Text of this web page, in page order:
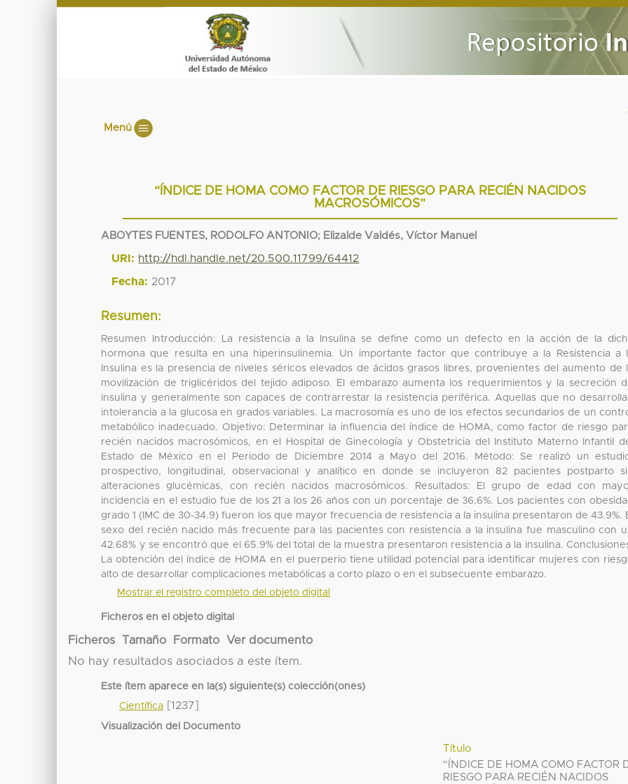
Menú
“ÍNDICE DE HOMA COMO FACTOR DE RIESGO PARA RECIÉN NACIDOS
MACROSÓMICOS”
ABOYTES FUENTES, RODOLFO ANTONIO; Elizalde Valdés, Víctor Manuel
URI: http://hdl.handle.net/20.500.11799/64412
Fecha: 2017
Resumen:
Resumen Introducción: La resistencia a la Insulina se define como un defecto en la acción de la
hormona que resulta en una hiperinsulinemia. Un importante factor que contribuye a la Resistencia a
Insulina es la presencia de niveles séricos elevados de ácidos grasos libres, provenientes del aumento de
movilización de triglicéridos del tejido adiposo. El embarazo aumenta los requerimientos y la secreción
insulina y generalmente son capaces de contrarrestar la resistencia periférica. Aquellas que no
intolerancia a la glucosa en grados variables. La macrosomía es uno de los efectos secundarios de un
metabólico inadecuado. Objetivo: Determinar la influencia del índice de HOMA, como factor de riesgo
recién nacidos macrosómicos, en el Hospital de Ginecología y Obstetricia del Instituto Materno Infantil
Estado de México en el Periodo de Diciembre 2014 a Mayo del 2016. Método: Se realizó un
prospectivo, longitudinal, observacional y analítico en donde se incluyeron 82 pacientes postparto
alteraciones glucémicas, con recién nacidos macrosómicos. Resultados: El grupo de edad con
incidencia en el estudio fue de los 21 a los 26 años con un porcentaje de 36.6%. Los pacientes con
grado 1 (IMC de 30-34.9) fueron los que mayor frecuencia de resistencia a la insulina presentaron de 43.9%.
sexo del recién nacido más frecuente para las pacientes con resistencia a la insulina fue masculino con
42.68% y se encontró que el 65.9% del total de la muestra presentaron resistencia a la insulina.
La obtención del índice de HOMA en el puerperio tiene utilidad potencial para identificar mujeres con
alto de desarrollar complicaciones metabólicas a corto plazo o en el subsecuente embarazo.
Mostrar el registro completo del objeto digital
Ficheros en el objeto digital
Ficheros Tamaño Formato
Ver documento
No hay resultados asociados a este ítem.
Este ítem aparece en la(s) siguiente(s) colección(ones)
Científica [1237]
Visualización del Documento
Título
“ÍNDICE DE HOMA COMO FACTOR
RIESGO PARA RECIÉN NACIDOS